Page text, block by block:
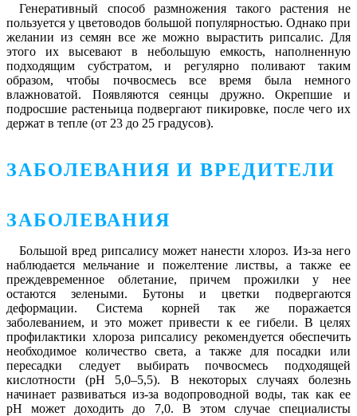
Генеративный способ размножения такого растения не
пользуется у цветоводов большой популярностью. Однако при
желании из семян все же можно вырастить рипсалис. Для
этого их высевают в небольшую емкость, наполненную
подходящим субстратом, и регулярно поливают таким
образом, чтобы почвосмесь все время была немного
влажноватой. Появляются сеянцы дружно. Окрепшие и
подросшие растеньица подвергают пикировке, после чего их
держат в тепле (от 23 до 25 градусов).
ЗАБОЛЕВАНИЯ И ВРЕДИТЕЛИ
ЗАБОЛЕВАНИЯ
Большой вред рипсалису может нанести хлороз. Из-за него
наблюдается мельчание и пожелтение листвы, а также ее
преждевременное облетание, причем прожилки у нее
остаются зелеными. Бутоны и цветки подвергаются
деформации. Система корней так же поражается
заболеванием, и это может привести к ее гибели. В целях
профилактики хлороза рипсалису рекомендуется обеспечить
необходимое количество света, а также для посадки или
пересадки следует выбирать почвосмесь подходящей
кислотности (рН 5,0–5,5). В некоторых случаях болезнь
начинает развиваться из-за водопроводной воды, так как ее
рН может доходить до 7,0. В этом случае специалисты